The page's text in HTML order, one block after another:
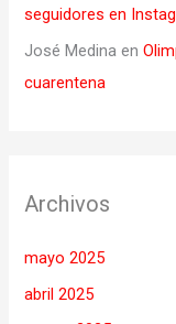
seguidores en
José Medina en
cuarentena
Archivos
mayo 2025
abril 2025